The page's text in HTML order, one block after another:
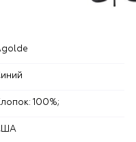
Agolde
Синий
Хлопок: 100%;
США